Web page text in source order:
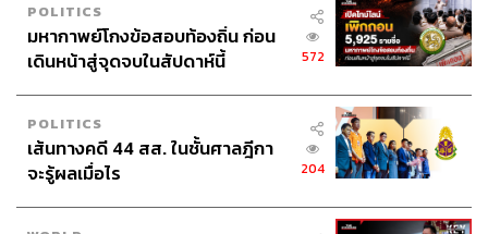
POLITICS
มหากาพย์โกงข้อสอบท้องถิ่น ก่อน
เดินหน้าสู่จุดจบในสัปดาห์นี้
572
POLITICS
เส้นทางคดี 44 สส. ในชั้นศาลฎีกา
จะรู้ผลเมื่อไร
204